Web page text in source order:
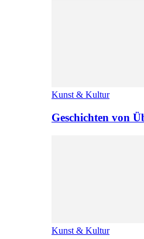
Kunst & Kultur
Geschichten von
Kunst & Kultur